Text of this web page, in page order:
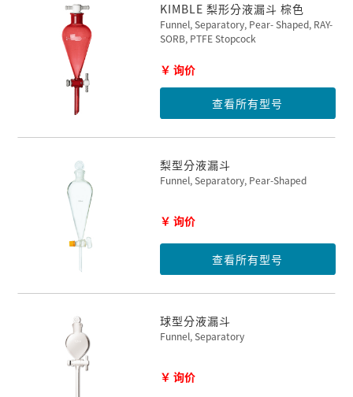
KIMBLE 梨形分液漏斗 棕色
Funnel, Separatory, Pear- Shaped, RAY-
SORB, PTFE Stopcock
￥ 询价
查看所有型号
梨型分液漏斗
Funnel, Separatory, Pear-Shaped
￥ 询价
查看所有型号
球型分液漏斗
Funnel, Separatory
￥ 询价